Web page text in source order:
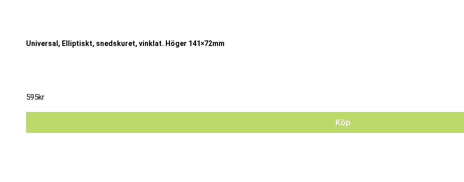
Universal, Elliptiskt, snedskuret, vinklat. Höger 141×72mm
595kr
Köp